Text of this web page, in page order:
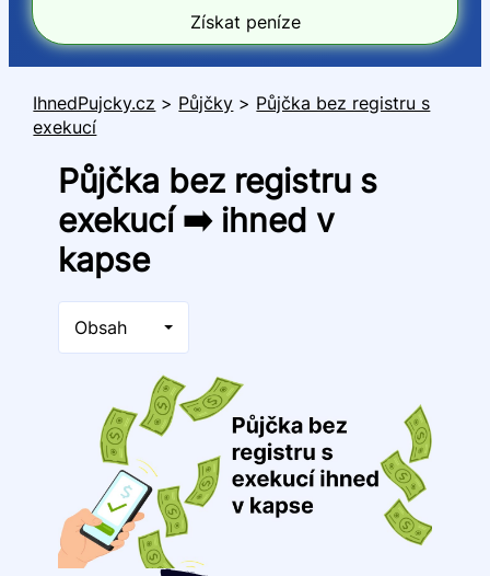
Získat peníze
IhnedPujcky.cz > Půjčky > Půjčka bez registru s
exekucí
Půjčka bez registru s
exekucí ➡️ ihned v
kapse
Obsah